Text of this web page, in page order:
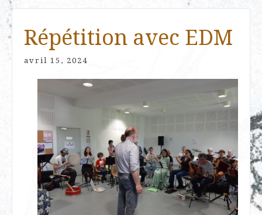
Répétition avec EDM
avril 15, 2024